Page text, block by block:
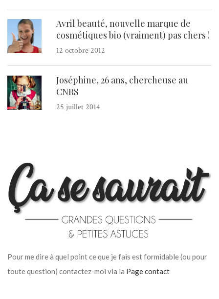
Avril beauté, nouvelle marque de
cosmétiques bio (vraiment) pas chers !
12 octobre 2012
Joséphine, 26 ans, chercheuse au
CNRS
25 juillet 2014
Pour me dire à quel point ce que je fais est formidable (ou pour
toute question) contactez-moi via la Page contact